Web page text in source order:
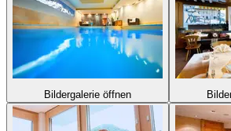
Bildergalerie öffnen